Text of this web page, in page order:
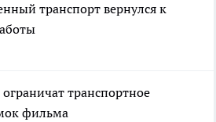
транспорт вернулся к
ограничат транспортное
фильма